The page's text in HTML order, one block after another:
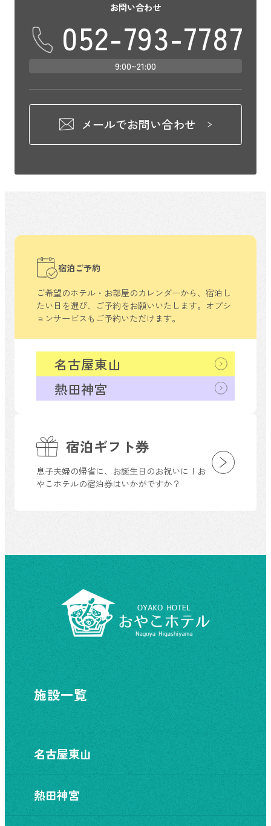
お問い合わせ
052-793-7787
9:00~21:00
メールでお問い合わせ
宿泊ギフト券
息子夫婦の帰省に、お誕生日のお祝いに！お
やこホテルの宿泊券はいかがですか？
宿泊ご予約
ご希望のホテル・お部屋のカレンダーから、 宿泊し
たい日を選び、ご予約をお願いいたします。 オプシ
ョンサービスもご予約いただけます。
熱田神宮
名古屋東山
施設一覧
名古屋東山
熱田神宮